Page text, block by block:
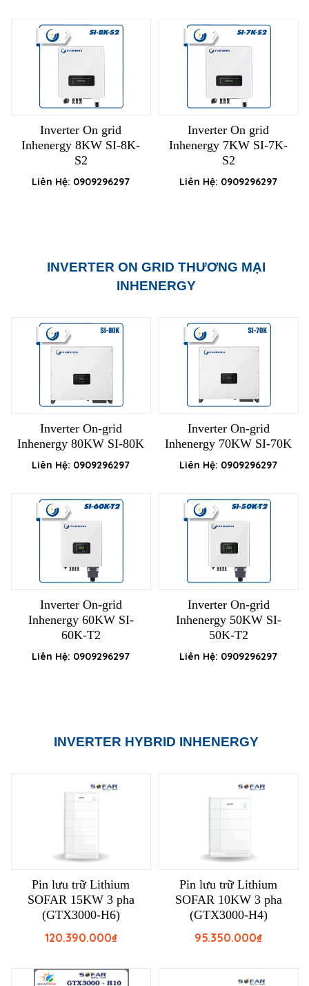
Inverter On grid
Inhenergy 8KW SI-8K-
S2
Liên Hệ: 0909296297
Inverter On grid
Inhenergy 7KW SI-7K-
S2
Liên Hệ: 0909296297
INVERTER ON GRID THƯƠNG MẠI
INHENERGY
Inverter On-grid
Inhenergy 80KW SI-80K
Liên Hệ: 0909296297
Inverter On-grid
Inhenergy 70KW SI-70K
Liên Hệ: 0909296297
Inverter On-grid
Inhenergy 60KW SI-
60K-T2
Liên Hệ: 0909296297
Inverter On-grid
Inhenergy 50KW SI-
50K-T2
Liên Hệ: 0909296297
INVERTER HYBRID INHENERGY
Pin lưu trữ Lithium
SOFAR 15KW 3 pha
(GTX3000-H6)
₫
120.390.000
Pin lưu trữ Lithium
SOFAR 10KW 3 pha
(GTX3000-H4)
₫
95.350.000